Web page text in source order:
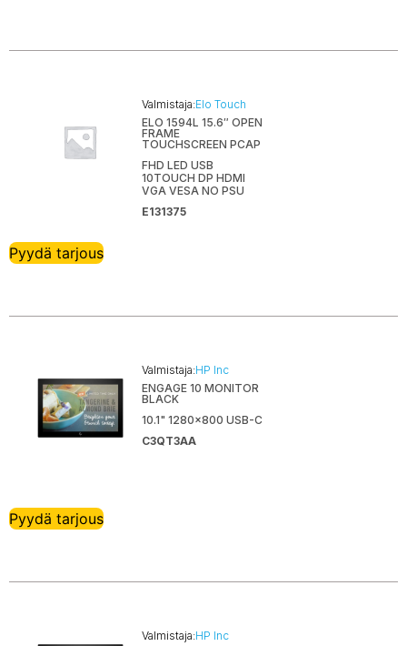
Valmistaja:Elo Touch
ELO 1594L 15.6″ OPEN
FRAME
TOUCHSCREEN PCAP
FHD LED USB
10TOUCH DP HDMI
VGA VESA NO PSU
E131375
Pyydä tarjous
Valmistaja:HP Inc
ENGAGE 10 MONITOR
BLACK
10.1" 1280x800 USB-C
C3QT3AA
Pyydä tarjous
Valmistaja:HP Inc